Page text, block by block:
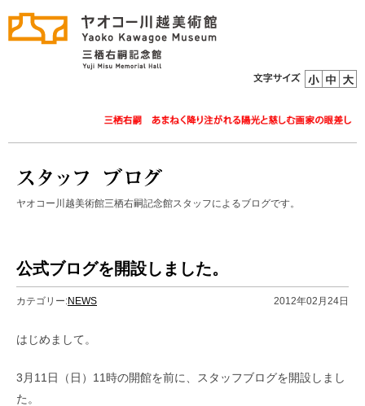
ヤオコー川越美術館三栖右嗣記念館スタッフによるブログです。
公式ブログを開設しました。
カテゴリー:NEWS 2012年02月24日
はじめまして。
3月11日（日）11時の開館を前に、スタッフブログを開設しまし
た。